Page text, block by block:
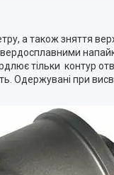
а також зняття
тільки контур
Одержувані при